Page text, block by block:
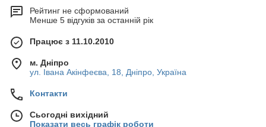
Рейтинг не сформований
Менше 5 відгуків за останній рік
Працює з 11.10.2010
м. Дніпро
ул. Івана Акінфеєва, 18, Дніпро, Україна
Контакти
Сьогодні вихідний
Показати весь графік роботи